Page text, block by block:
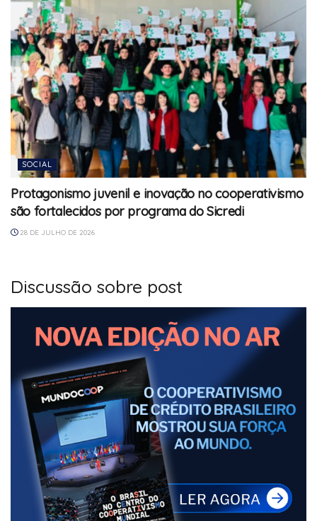
SOCIAL
Protagonismo juvenil e inovação no cooperativismo
são fortalecidos por programa do Sicredi
28 DE JULHO DE 2026
Discussão sobre post